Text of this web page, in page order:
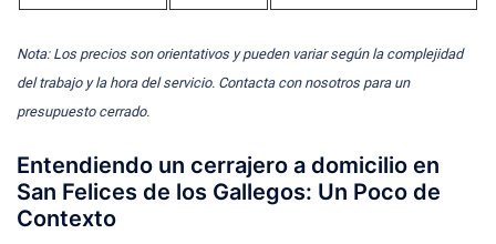
Nota: Los precios son orientativos y pueden variar según la complejidad
del trabajo y la hora del servicio. Contacta con nosotros para un
presupuesto cerrado.
Entendiendo un cerrajero a domicilio en
San Felices de los Gallegos: Un Poco de
Contexto